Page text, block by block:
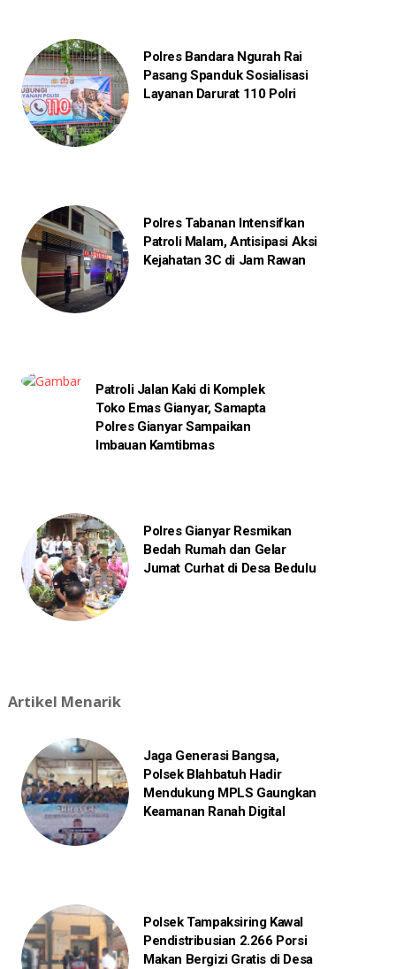
Polres Bandara Ngurah Rai
Pasang Spanduk Sosialisasi
Layanan Darurat 110 Polri
Polres Tabanan Intensifkan
Patroli Malam, Antisipasi Aksi
Kejahatan 3C di Jam Rawan
Patroli Jalan Kaki di Komplek
Toko Emas Gianyar, Samapta
Polres Gianyar Sampaikan
Imbauan Kamtibmas
Polres Gianyar Resmikan
Bedah Rumah dan Gelar
Jumat Curhat di Desa Bedulu
Artikel Menarik
Jaga Generasi Bangsa,
Polsek Blahbatuh Hadir
Mendukung MPLS Gaungkan
Keamanan Ranah Digital
Polsek Tampaksiring Kawal
Pendistribusian 2.266 Porsi
Makan Bergizi Gratis di Desa